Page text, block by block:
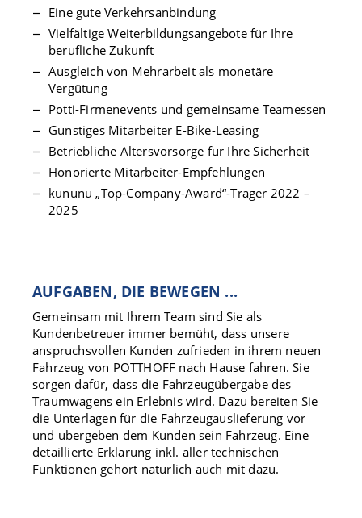
Eine gute Verkehrsanbindung
Vielfältige Weiterbildungsangebote für Ihre
berufliche Zukunft
Ausgleich von Mehrarbeit als monetäre
Vergütung
Potti-Firmenevents und gemeinsame Teamessen
Günstiges Mitarbeiter E-Bike-Leasing
Betriebliche Altersvorsorge für Ihre Sicherheit
Honorierte Mitarbeiter-Empfehlungen
kununu „Top-Company-Award“-Träger 2022 –
2025
AUFGABEN, DIE BEWEGEN ...
Gemeinsam mit Ihrem Team sind Sie als
Kundenbetreuer immer bemüht, dass unsere
anspruchsvollen Kunden zufrieden in ihrem neuen
Fahrzeug von POTTHOFF nach Hause fahren. Sie
sorgen dafür, dass die Fahrzeugübergabe des
Traumwagens ein Erlebnis wird. Dazu bereiten Sie
die Unterlagen für die Fahrzeugauslieferung vor
und übergeben dem Kunden sein Fahrzeug. Eine
detaillierte Erklärung inkl. aller technischen
Funktionen gehört natürlich auch mit dazu.